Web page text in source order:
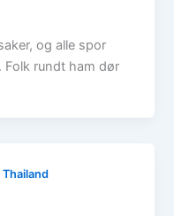
og alle spor
Folk rundt ham dør
Thailand